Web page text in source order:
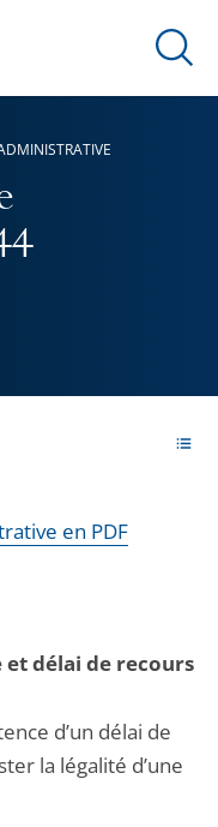
Ouvrir
en PDF
délai de recours
d’un délai de
la légalité d’une